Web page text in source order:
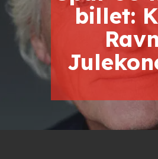
billet:
Ravn